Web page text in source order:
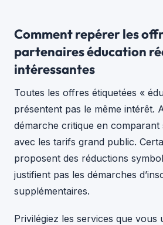
Comment repérer les
partenaires éducation
intéressantes
Toutes les offres étiquetées «
présentent pas le même intérêt.
démarche critique en comparant
avec les tarifs grand public.
proposent des réductions
justifient pas les démarches
supplémentaires.
Privilégiez les services que vous